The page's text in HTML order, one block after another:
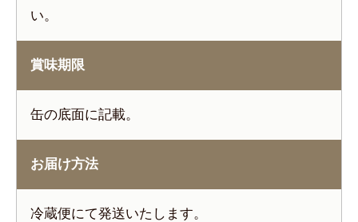
い。
賞味期限
缶の底面に記載。
お届け方法
冷蔵便にて発送いたします。